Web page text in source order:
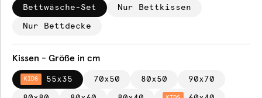
Bettwäsche-Set Nur Bettkissen
Nur Bettdecke
Kissen - Größe in cm
KIDS 55x35 70x50 80x50 90x70